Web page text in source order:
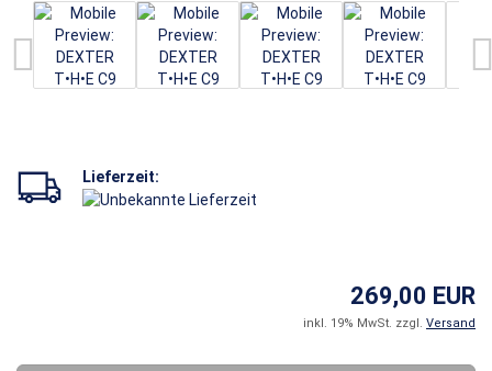
Lieferzeit:
269,00 EUR
inkl. 19% MwSt. zzgl. Versand